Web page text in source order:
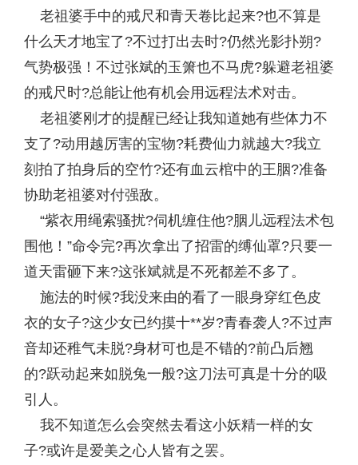
老祖婆手中的戒尺和青天卷比起来?也不算是
什么天才地宝了?不过打出去时?仍然光影扑朔?
气势极强！不过张斌的玉箫也不马虎?躲避老祖婆
的戒尺时?总能让他有机会用远程法术对击。
老祖婆刚才的提醒已经让我知道她有些体力不
支了?动用越厉害的宝物?耗费仙力就越大?我立
刻拍了拍身后的空竹?还有血云棺中的王胭?准备
协助老祖婆对付强敌。
“紫衣用绳索骚扰?伺机缠住他?胭儿远程法术包
围他！”命令完?再次拿出了招雷的缚仙罩?只要一
道天雷砸下来?这张斌就是不死都差不多了。
施法的时候?我没来由的看了一眼身穿红色皮
衣的女子?这少女已约摸十**岁?青春袭人?不过声
音却还稚气未脱?身材可也是不错的?前凸后翘
的?跃动起来如脱兔一般?这刀法可真是十分的吸
引人。
我不知道怎么会突然去看这小妖精一样的女
子?或许是爱美之心人皆有之罢。